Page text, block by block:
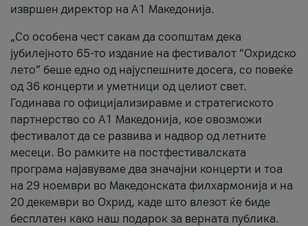
извршен директор на A1 Македонија.
„Со особена чест сакам да соопштам дека
јубилејното 65-то издание на фестивалот “Охридско
лето” беше едно од најуспешните досега, со повеќе
од 36 концерти и уметници од целиот свет.
Годинава го официјализиравме и стратегиското
партнерство со А1 Македонија, кое овозможи
фестивалот да се развива и надвор од летните
месеци. Во рамките на постфестивалската
програма најавуваме два значајни концерти и тоа
на 29 ноември во Македонската филхармонија и на
20 декември во Охрид, каде што влезот ќе биде
бесплатен како наш подарок за верната публика.